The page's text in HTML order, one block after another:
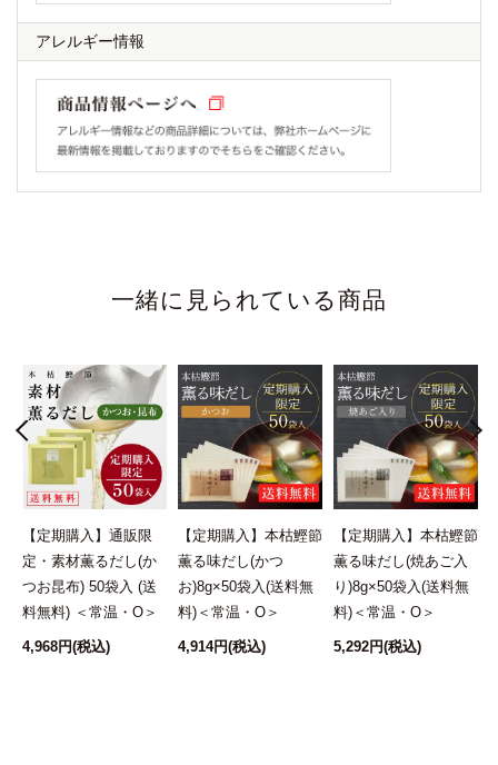
アレルギー情報
一緒に見られている商品
【定期購入】通販限
定・素材薫るだし(か
つお昆布) 50袋入 (送
料無料) ＜常温・O＞
4,968円(税込)
【定期購入】本枯鰹節
薫る味だし(かつ
お)8g×50袋入(送料無
料)＜常温・O＞
4,914円(税込)
【定期購入】本枯鰹節
薫る味だし(焼あご入
り)8g×50袋入(送料無
料)＜常温・O＞
5,292円(税込)